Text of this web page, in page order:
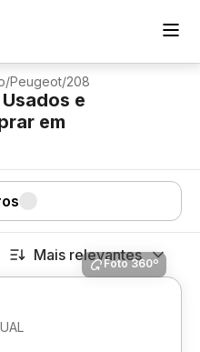
/Peugeot/208
e
em
Mais relevantes
Foto 360º